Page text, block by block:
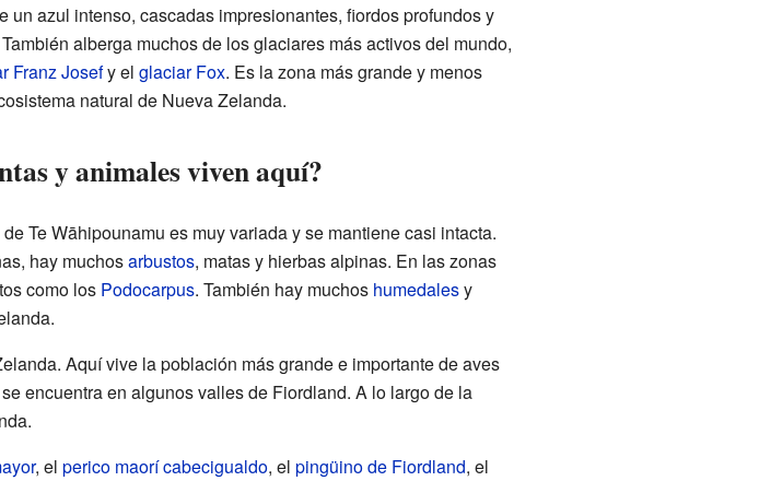
un azul intenso, cascadas impresionantes, fiordos profundos y
alberga muchos de los glaciares más activos del mundo,
Franz Josefy el glaciar Fox. Es la zona más grande y menos
natural de Nueva Zelanda.
y animales viven aquí?
Te Wāhipounamu es muy variada y se mantiene casi intacta.
hay muchosarbustos, matas y hierbas alpinas. En las zonas
como los Podocarpus. También hay muchos humedalesy
Aquí vive la población más grande e importante de aves
encuentra en algunos valles de Fiordland. A lo largo de la
, el perico maorí cabecigualdo, el pingüino de Fiordland, el